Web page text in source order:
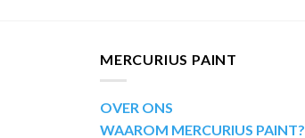
MERCURIUS PAINT
OVER ONS
WAAROM MERCURIUS PAINT?